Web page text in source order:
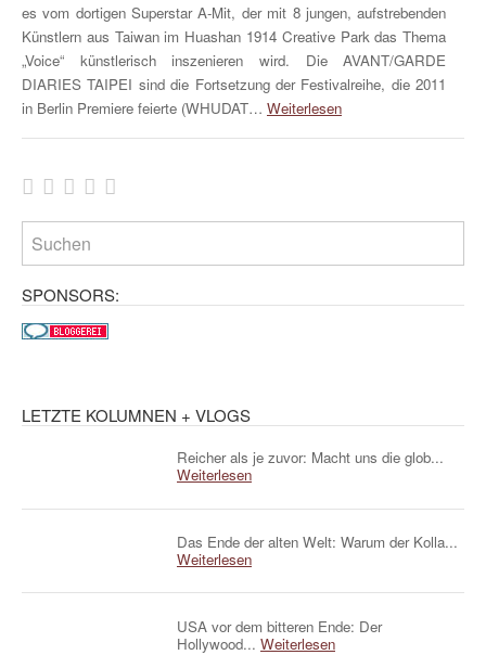
es vom dortigen Superstar A-Mit, der mit 8 jungen, aufstrebenden
Künstlern aus Taiwan im Huashan 1914 Creative Park das Thema
„Voice“ künstlerisch inszenieren wird. Die AVANT/GARDE
DIARIES TAIPEI sind die Fortsetzung der Festivalreihe, die 2011
in Berlin Premiere feierte (WHUDAT… Weiterlesen
SPONSORS:
LETZTE KOLUMNEN + VLOGS
Reicher als je zuvor: Macht uns die glob...
Weiterlesen
Das Ende der alten Welt: Warum der Kolla...
Weiterlesen
USA vor dem bitteren Ende: Der
Hollywood... Weiterlesen